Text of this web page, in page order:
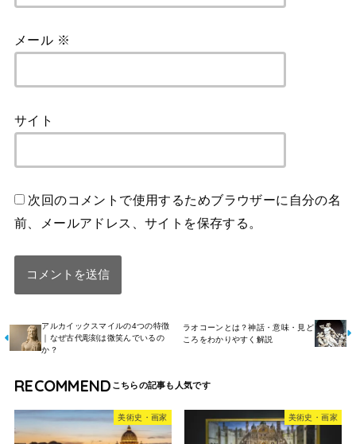
メール ※
サイト
次回のコメントで使用するためブラウザーに自分の名
前、メールアドレス、サイトを保存する。
アルカイックスマイルの4つの特徴
｜なぜ古代彫刻は微笑んでいるの
か？
ラオコーンとは？神話・意味・見ど
ころをわかりやすく解説
RECOMMEND
美術史・画家 美術史・画家